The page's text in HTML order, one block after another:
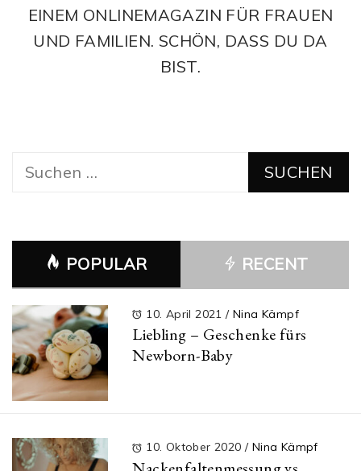
EINEM ONLINEMAGAZIN FÜR FRAUEN
UND FAMILIEN. SCHÖN, DASS DU DA
BIST.
Suchen
POPULAR RECENT
10. April 2021/ Nina Kämpf
Liebling – Geschenke fürs
Newborn-Baby
10. Oktober 2020 / Nina Kämpf